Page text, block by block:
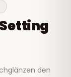
den